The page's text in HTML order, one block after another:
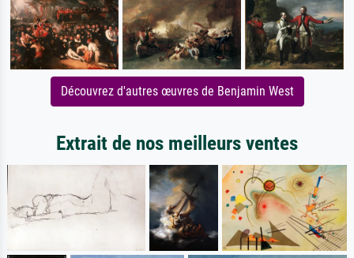
Découvrez d'autres œuvres de Benjamin West
Extrait de nos meilleurs ventes